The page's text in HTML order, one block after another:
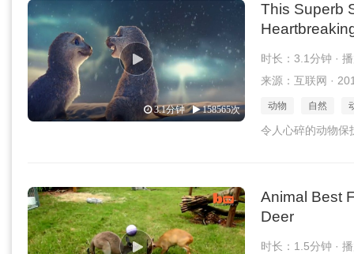
3.1分钟 158565次
This Superb
时长：3.1分钟 ·
来源：互联网 ·
动物 自然
令人心碎的动物
Animal Best
Deer
时长：1.5分钟 ·